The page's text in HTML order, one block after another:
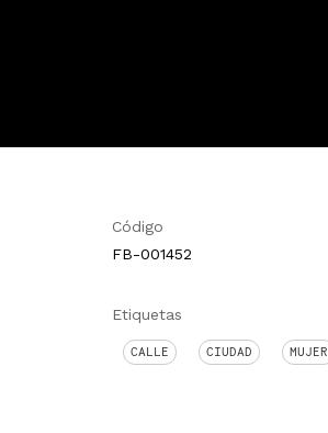
Código
FB-001452
Etiquetas
CALLE CIUDAD MUJER